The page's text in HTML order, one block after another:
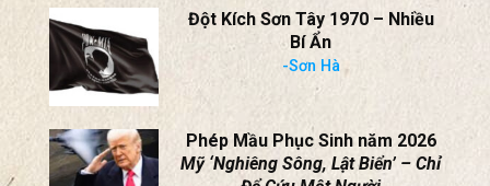
Đột Kích Sơn Tây 1970 – Nhiều
Bí Ẩn
-Sơn Hà
Phép Mầu Phục Sinh năm 2026
Mỹ ‘Nghiêng Sông, Lật Biển’ – Chỉ